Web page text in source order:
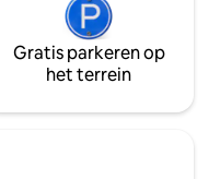
Gratis parkeren op
het terrein